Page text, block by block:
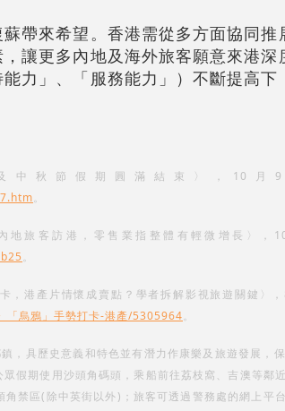
帶來希望。香港需從多方面協同推
讓更多內地及海外旅客願意來港深
力」、「服務能力」）不斷提高下
中秋節假期圓滿結束〉，10月9
。
旅客訪港，零售業指整體有輕微增長〉，
。
港產片情懷成賣點？學者拆解影視旅遊關鍵〉
烏鴉」手勢打卡-港產/5305964。
，具歷史意義和特色並有潛力作康樂及旅遊發展，
假期使用沙頭角碼頭，乘船前往荔枝窩、吉澳等鄰
禁區(除中英街以外)；旅客可透過警務處的網上平